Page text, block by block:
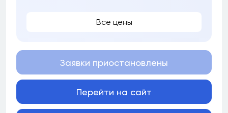
Все цены
Заявки приостановлены
Перейти на сайт